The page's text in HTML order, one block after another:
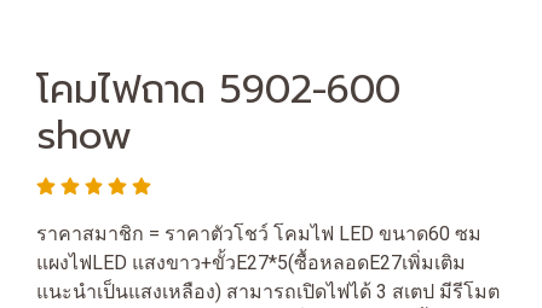
โคมไฟถาด 5902-600
show
ราคาสมาชิก = ราคาตัวโชว์ โคมไฟ LED ขนาด60 ซม
แผงไฟLED แสงขาว+ขั้วE27*5(ซื้อหลอดE27เพิ่มเติม
แนะนำเป็นแสงเหลือง) สามารถเปิดไฟได้ 3 สเตป มีรีโมต